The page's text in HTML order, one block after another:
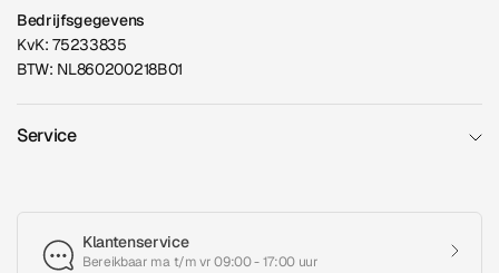
Bedrijfsgegevens
KvK: 75233835
BTW: NL860200218B01
Service
Klantenservice
Bereikbaar ma t/m vr 09:00 - 17:00 uur